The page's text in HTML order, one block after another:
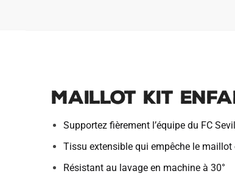
Maillot Kit
Supportez fièrement l’équipe du FC
Tissu extensible qui empêche le
Résistant au lavage en machine à 30°